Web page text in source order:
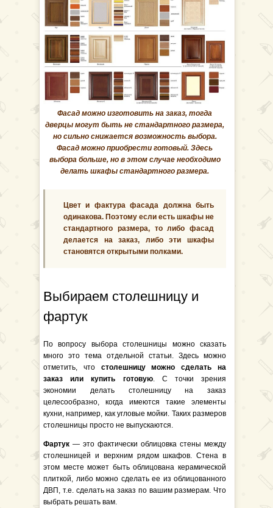
Фасад можно изготовить на заказ, тогда
дверцы могут быть не стандартного размера,
но сильно снижается возможность выбора.
Фасад можно приобрести готовый. Здесь
выбора больше, но в этом случае необходимо
делать шкафы стандартного размера.
Цвет и фактура фасада должна быть
одинакова. Поэтому если есть шкафы не
стандартного размера, то либо фасад
делается на заказ, либо эти шкафы
становятся открытыми полками.
Выбираем столешницу и
фартук
По вопросу выбора столешницы можно сказать
много это тема отдельной статьи. Здесь можно
отметить, что столешницу можно сделать на
заказ или купить готовую. С точки зрения
экономии делать столешницу на заказ
целесообразно, когда имеются такие элементы
кухни, например, как угловые мойки. Таких размеров
столешницы просто не выпускаются.
Фартук — это фактически облицовка стены между
столешницей и верхним рядом шкафов. Стена в
этом месте может быть облицована керамической
плиткой, либо можно сделать ее из облицованного
ДВП, т.е. сделать на заказ по вашим размерам. Что
выбрать решать вам.